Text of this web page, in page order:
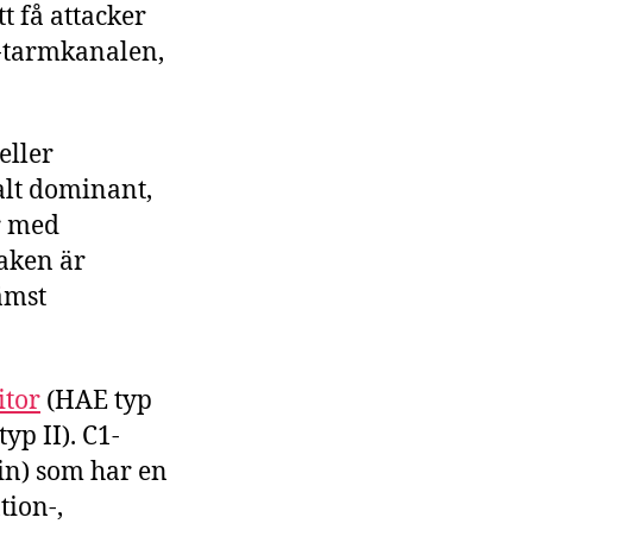
få attacker
dominant,
är
(HAE typ
II). C1-
som har en
,